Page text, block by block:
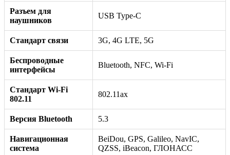
Разъем для
наушников
USB Type-C
Стандарт связи 3G, 4G LTE, 5G
Беспроводные
интерфейсы
Bluetooth, NFC, Wi-Fi
Стандарт Wi-Fi
802.11
802.11ax
Версия Bluetooth 5.3
Навигационная
система
BeiDou, GPS, Galileo, NavIC,
QZSS, iBeacon, ГЛОНАСС